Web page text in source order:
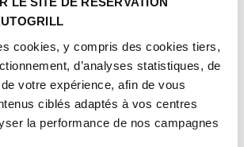
cookies, y compris des cookies tiers,
d’analyses statistiques, de
votre expérience, afin de vous
ciblés adaptés à vos centres
la performance de nos campagnes
FREE MEALS
for every 20 meals purchased